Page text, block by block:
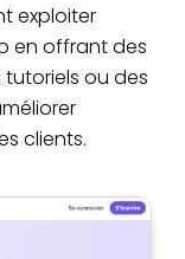
exploiter
en offrant des
ou des
clients.